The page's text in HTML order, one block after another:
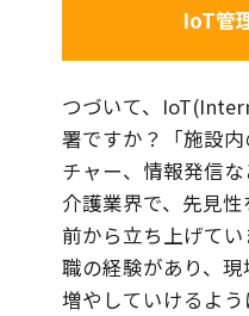
IoT管
つづいて、
署ですか？「施設
チャー、情報発信
介護業界で、先見
前から立ち上げて
職の経験があり、
増やしていけるよ